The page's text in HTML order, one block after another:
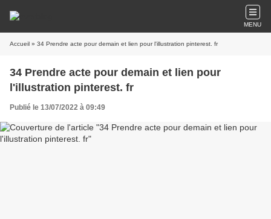
MENU
Accueil » 34 Prendre acte pour demain et lien pour l'illustration pinterest. fr
34 Prendre acte pour demain et lien pour
l'illustration pinterest. fr
Publié le 13/07/2022 à 09:49